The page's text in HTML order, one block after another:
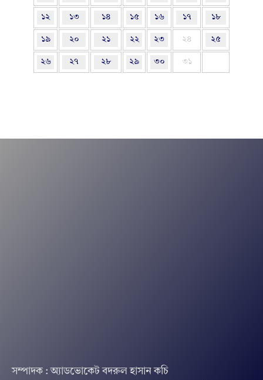
১২ ১৩ ১৪ ১৫ ১৬ ১৭ ১৮
১৯ ২০ ২১ ২২ ২৩ ২৪ ২৫
২৬ ২৭ ২৮ ২৯ ৩০ ৩১
সম্পাদক : অ্যাডভোকেট বদরুল হাসান কচি